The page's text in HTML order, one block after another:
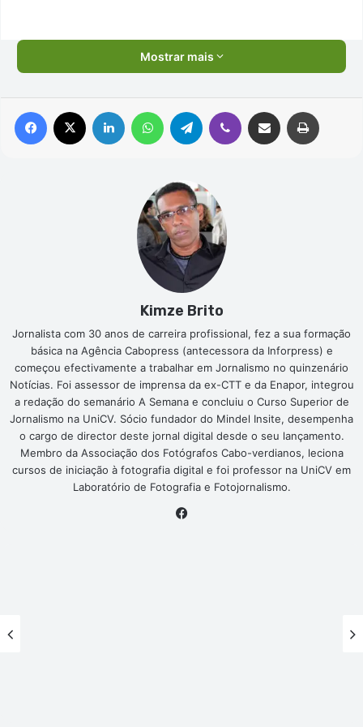
Mostrar mais
Facebook Linkedin WhatsAppTelegram Viber Compartilhar via e-mail
Kimze Brito
Jornalista com 30 anos de carreira profissional, fez a sua formação
básica na Agência Cabopress (antecessora da Inforpress) e
começou efectivamente a trabalhar em Jornalismo no quinzenário
Notícias. Foi assessor de imprensa da ex-CTT e da Enapor, integrou
a redação do semanário A Semana e concluiu o Curso Superior de
Jornalismo na UniCV. Sócio fundador do Mindel Insite, desempenha
o cargo de director deste jornal digital desde o seu lançamento.
Membro da Associação dos Fotógrafos Cabo-verdianos, leciona
cursos de iniciação à fotografia digital e foi professor na UniCV em
Laboratório de Fotografia e Fotojornalismo.